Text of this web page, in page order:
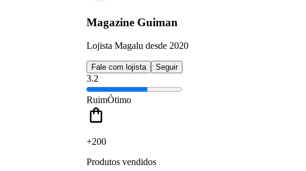
Magazine Guiman
Lojista Magalu desde 2020
Fale com lojista Seguir
3.2
RuimÓtimo
+200
Produtos vendidos